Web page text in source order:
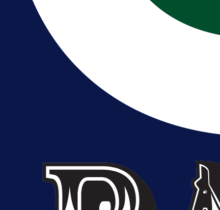
Reprezentativac BiH bi mogao
postati novo pojačanje Hajduka!
1 dan 12 h